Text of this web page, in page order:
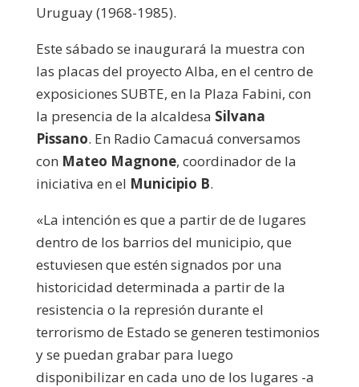
Uruguay (1968-1985).
Este sábado se inaugurará la muestra con
las placas del proyecto Alba, en el centro de
exposiciones SUBTE, en la Plaza Fabini, con
la presencia de la alcaldesa Silvana
Pissano. En Radio Camacuá conversamos
con Mateo Magnone, coordinador de la
iniciativa en el Municipio B.
«La intención es que a partir de de lugares
dentro de los barrios del municipio, que
estuviesen que estén signados por una
historicidad determinada a partir de la
resistencia o la represión durante el
terrorismo de Estado se generen testimonios
y se puedan grabar para luego
disponibilizar en cada uno de los lugares -a